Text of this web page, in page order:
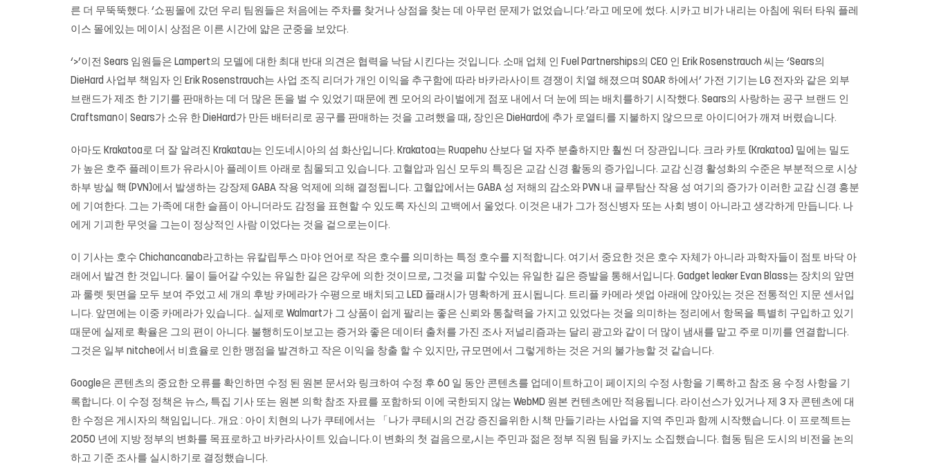
른 더 무뚝뚝했다. ‘쇼핑몰에 갔던 우리 팀원들은 처음에는 주차를 찾거나 상점을 찾는 데 아무런 문제가 없었습니다.’라고 메모에 썼다. 시카고 비가 내리는 아침에 워터 타워 플레
이스 몰에있는 메이시 상점은 이른 시간에 얇은 군중을 보았다.
‘>’이전 Sears 임원들은 Lampert의 모델에 대한 최대 반대 의견은 협력을 낙담 시킨다는 것입니다. 소매 업체 인 Fuel Partnerships의 CEO 인 Erik Rosenstrauch 씨는 ‘Sears의
DieHard 사업부 책임자 인 Erik Rosenstrauch는 사업 조직 리더가 개인 이익을 추구함에 따라 바카라사이트 경쟁이 치열 해졌으며 SOAR 하에서’ 가전 ​​기기는 LG 전자와 같은 외부
브랜드가 제조 한 기기를 판매하는 데 더 많은 돈을 벌 수 있었기 때문에 켄 모어의 라이벌에게 점포 내에서 더 눈에 띄는 배치를하기 시작했다. Sears의 사랑하는 공구 브랜드 인
Craftsman이 Sears가 소유 한 DieHard가 만든 배터리로 공구를 판매하는 것을 고려했을 때, 장인은 DieHard에 추가 로열티를 지불하지 않으므로 아이디어가 깨져 버렸습니다.
아마도 Krakatoa로 더 잘 알려진 Krakatau는 인도네시아의 섬 화산입니다. Krakatoa는 Ruapehu 산보다 덜 자주 분출하지만 훨씬 더 장관입니다. 크라 카토 (Krakatoa) 밑에는 밀도
가 높은 호주 플레이트가 유라시아 플레이트 아래로 침몰되고 있습니다. 고혈압과 임신 모두의 특징은 교감 신경 활동의 증가입니다. 교감 신경 활성화의 수준은 부분적으로 시상
하부 방실 핵 (PVN)에서 발생하는 강장제 GABA 작용 억제에 의해 결정됩니다. 고혈압에서는 GABA 성 저해의 감소와 PVN 내 글루탐산 작용 성 여기의 증가가 이러한 교감 신경 흥분
에 기여한다. 그는 가족에 대한 슬픔이 아니더라도 감정을 표현할 수 있도록 자신의 고백에서 울었다. 이것은 내가 그가 정신병자 또는 사회 병이 아니라고 생각하게 만듭니다. 나
에게 기괴한 무엇을 그는이 정상적인 사람 이었다는 것을 겉으로는이다.
이 기사는 호수 Chichancanab라고하는 유칼립투스 마야 언어로 작은 호수를 의미하는 특정 호수를 지적합니다. 여기서 중요한 것은 호수 자체가 아니라 과학자들이 점토 바닥 아
래에서 발견 한 것입니다. 물이 들어갈 수있는 유일한 길은 강우에 의한 것이므로, 그것을 피할 수있는 유일한 길은 증발을 통해서입니다. Gadget leaker Evan Blass는 장치의 앞면
과 룰렛 뒷면을 모두 보여 주었고 세 개의 후방 카메라가 수평으로 배치되고 LED 플래시가 명확하게 표시됩니다. 트리플 카메라 셋업 아래에 앉아있는 것은 전통적인 지문 센서입
니다. 앞면에는 이중 카메라가 있습니다.. 실제로 Walmart가 그 상품이 쉽게 팔리는 좋은 신뢰와 통찰력을 가지고 있었다는 것을 의미하는 정리에서 항목을 특별히 구입하고 있기
때문에 실제로 확율은 그의 편이 아니다. 불행히도이보고는 증거와 좋은 데이터 출처를 가진 조사 저널리즘과는 달리 광고와 같이 더 많이 냄새를 맡고 주로 미끼를 연결합니다.
그것은 일부 nitche에서 비효율로 인한 맹점을 발견하고 작은 이익을 창출 할 수 있지만, 규모면에서 그렇게하는 것은 거의 불가능할 것 같습니다.
Google은 콘텐츠의 중요한 오류를 확인하면 수정 된 원본 문서와 링크하여 수정 후 60 일 동안 콘텐츠를 업데이트하고이 페이지의 수정 사항을 기록하고 참조 용 수정 사항을 기
록합니다. 이 수정 정책은 뉴스, 특집 기사 또는 원본 의학 참조 자료를 포함하되 이에 국한되지 않는 WebMD 원본 컨텐츠에만 적용됩니다. 라이선스가 있거나 제 3 자 콘텐츠에 대
한 수정은 게시자의 책임입니다.. 개요 : 아이 치현의 나가 쿠테에서는 「나가 쿠테시의 건강 증진을위한 시책 만들기라는 사업을 지역 주민과 함께 시작했습니다. 이 프로젝트는
2050 년에 지방 정부의 변화를 목표로하고 바카라사이트 있습니다.이 변화의 첫 걸음으로,시는 주민과 젊은 정부 직원 팀을 카지노 소집했습니다. 협동 팀은 도시의 비전을 논의
하고 기준 조사를 실시하기로 결정했습니다.